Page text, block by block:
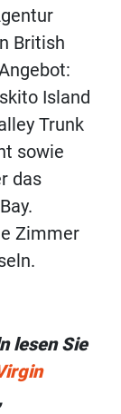
British
Island
Trunk
sowie
das
Zimmer
lesen Sie